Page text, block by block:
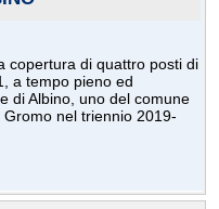
copertura di quattro posti di
a tempo pieno ed
di Albino, uno del comune
nel triennio 2019-